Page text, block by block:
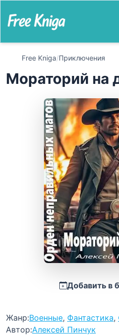
Free Kniga/Приключения
Мораторий на
Добавить в
Жанр:Военные, Фантастика,
Автор:Алексей Пинчук